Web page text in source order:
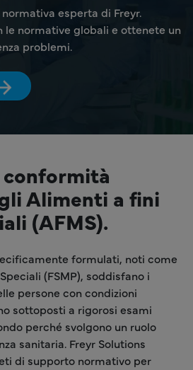
esperta di Freyr.
le normative globali e ottenete un
problemi.
Alimenti a fini
(AFMS).
formulati, noti come
(FSMP), soddisfano i
persone con condizioni
sottoposti a rigorosi esami
perché svolgono un ruolo
sanitaria. Freyr Solutions
di supporto normativo per